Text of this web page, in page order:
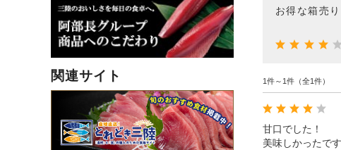
お得な箱売
1件～1件（全1件）
甘口でした！
美味しかったです
関連サイト